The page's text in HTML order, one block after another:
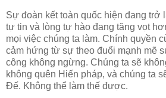
Sự đoàn kết toàn quốc hiện đang
tự tin và lòng tự hào đang tăng vọt
mọi việc chúng ta làm. Chính quyền
cảm hứng từ sự theo đuổi mạnh mẽ
công không ngừng. Chúng ta sẽ
không quên Hiến pháp, và chúng ta
Đế. Không thể làm thế được.